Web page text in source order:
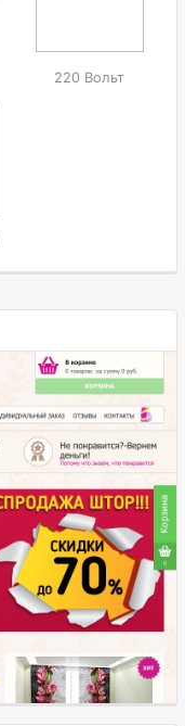
220 Вольт